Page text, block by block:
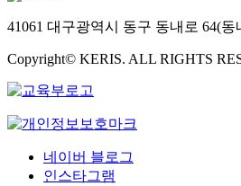
41061 대구광역시 동구 동내로 64(동
Copyright© KERIS. ALL RIGHTS
네이버 블로그
인스타그램